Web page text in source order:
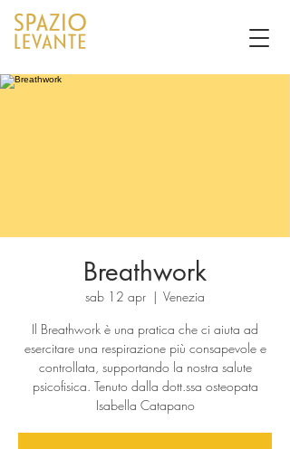
Breathwork
sab 12 apr
  |
Venezia
Il Breathwork è una pratica che ci aiuta ad
esercitare una respirazione più consapevole e
controllata, supportando la nostra salute
psicofisica. Tenuto dalla dott.ssa osteopata
Isabella Catapano